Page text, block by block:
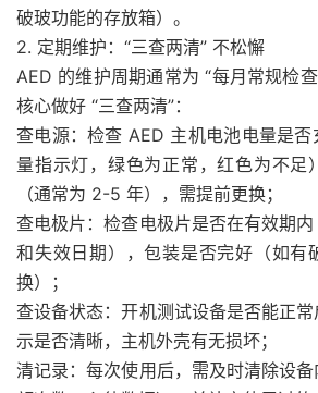
破玻功能的存放箱）。
2. 定期维护：“三查两清” 不松懈
AED 的维护周期通常为 “每月常规检
核心做好 “三查两清”：
查电源：检查 AED 主机电池电量是
量指示灯，绿色为正常，红色为不足
（通常为 2-5 年），需提前更换；
查电极片：检查电极片是否在有效期
和失效日期），包装是否完好（如有
换）；
查设备状态：开机测试设备是否能正
示是否清晰，主机外壳有无损坏；
清记录：每次使用后，需及时清除设